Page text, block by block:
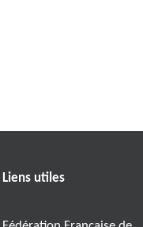
Liens utiles